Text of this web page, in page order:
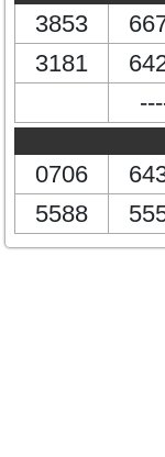
3853
3181
0706
5588